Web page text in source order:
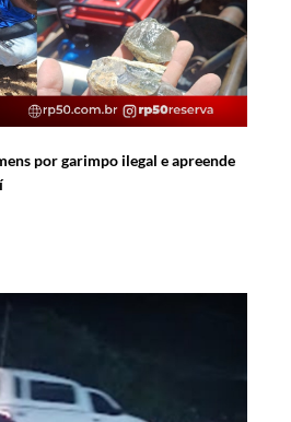
por garimpo ilegal e apreende